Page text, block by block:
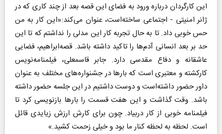
این کارگردان درباره ورود به فضای این قصه بعد از چند کاری که در
ژانر امنیتی - اجتماعی ساخته‌است، عنوان می‌کند:«این کار به من
حس خوبی داد. تا به حال تجربه کار این مدلی را نداشتم که تا این
حد بر بعد انسانی آدم‌ها را تاکید داشته باشد. قصه‌ابراهیم، فضایی
عاشقانه و دفاع مقدسی دارد. جابر قاسمعلی، فیلمنامه‌نویس
کارکشته و معتبری است که بارها در جشنواره‌های مختلف به عنوان
داور حضور داشته‌است و دوست داشتیم در این جلسه حضور داشته
باشد. وقت گذاشت و این هفت قسمت را بارها بازنویسی کرد تا
فیلمنامه خوبی از کار دربیاد. چون برای کارش ارزش زیایدی قائل
است. لحظه به لحظه کنار ما بود و خیلی زحمت کشید.»